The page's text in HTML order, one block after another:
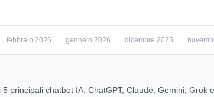
febbraio 2026 gennaio 2026 dicembre 2025
principali chatbot IA: ChatGPT, Claude, Gemini, Grok e